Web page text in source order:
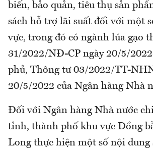
biến, bảo quản, tiêu thụ sản
sách hỗ trợ lãi suất đối với một
vực, trong đó có ngành lúa gạo
31/2022/NĐ-CP ngày 20/5/
phủ, Thông tư 03/2022/TT-
20/5/2022 của Ngân hàng Nhà
Đối với Ngân hàng Nhà nước
tỉnh, thành phố khu vực Đồng
Long thực hiện một số nội dung